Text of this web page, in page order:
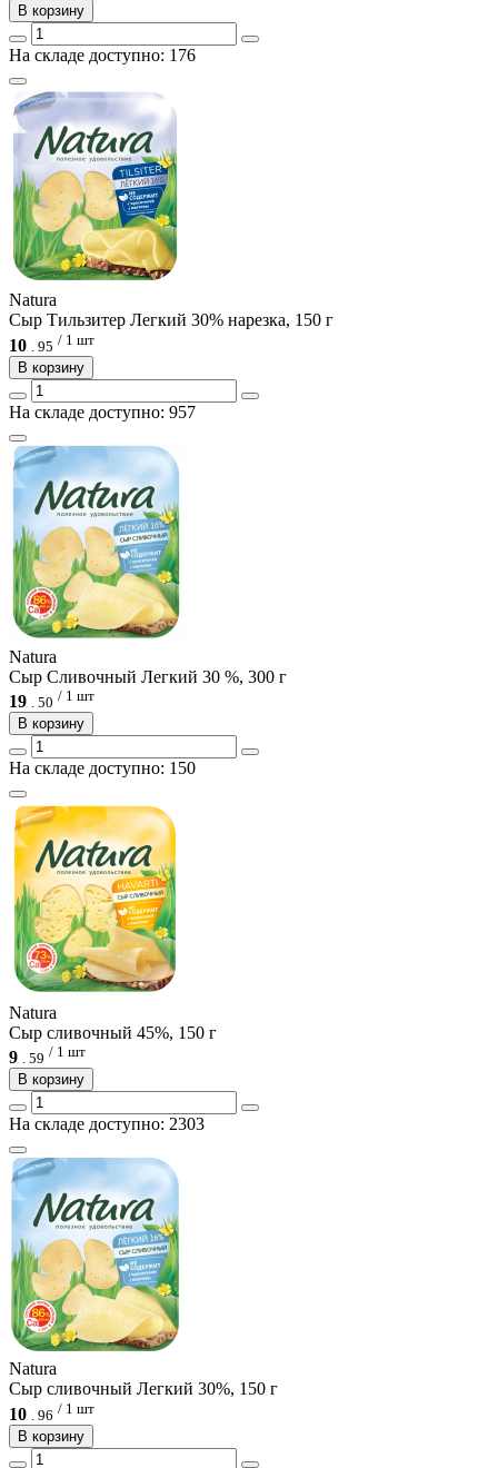
В корзину
На складе доступно: 176
Natura
Сыр Тильзитер Легкий 30% нарезка, 150 г
10
95 / 1 шт
В корзину
На складе доступно: 957
Natura
Сыр Сливочный Легкий 30 %, 300 г
19 . 50 / 1 шт
В корзину
На складе доступно: 150
Natura
Сыр сливочный 45%, 150 г
9 . 59 / 1 шт
В корзину
На складе доступно: 2303
Natura
Сыр сливочный Легкий 30%, 150 г
10
96 / 1 шт
В корзину